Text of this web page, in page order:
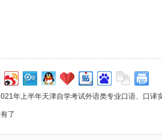
年上半年天津自学考试外语类专业口语、口译
了